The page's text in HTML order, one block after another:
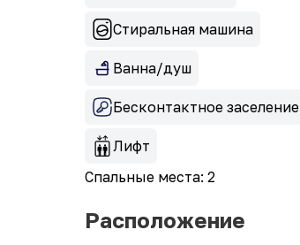
Стиральная машина
Ванна/душ
Бесконтактное заселение
Лифт
Спальные места: 2
Расположение